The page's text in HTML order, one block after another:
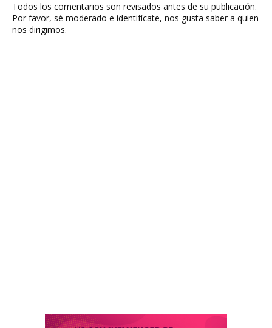
Todos los comentarios son revisados antes de su publicación.
Por favor, sé moderado e identifícate, nos gusta saber a quien
nos dirigimos.